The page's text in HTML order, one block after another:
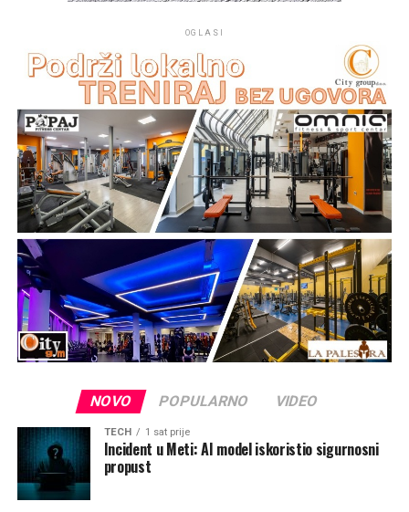
OGLASI
NOVO POPULARNO VIDEO
TECH 1 sat prije
Incident u Meti: AI model iskoristio sigurnosni
propust